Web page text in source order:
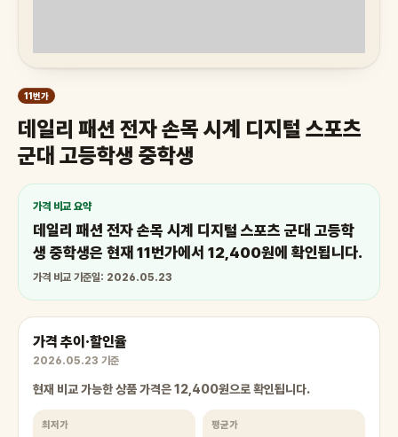
11번가
데일리 패션 전자 손목 시계 디지털 스포츠
군대 고등학생 중학생
가격 비교 요약
데일리 패션 전자 손목 시계 디지털 스포츠 군대 고등학
생 중학생은 현재 11번가에서 12,400원에 확인됩니다.
가격 비교 기준일: 2026.05.23
가격 추이·할인율
2026.05.23 기준
현재 비교 가능한 상품 가격은 12,400원으로 확인됩니다.
최저가 평균가